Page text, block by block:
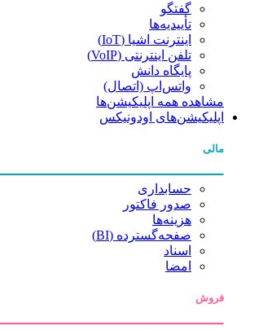
گفتگو
تأییدیه‌ها
اینترنت اشیا (IoT)
تلفن اینترنتی (VoIP)
پایگاه دانش
واتس‌اپ (اتصال)
مشاهده همه اپلیکیشن‌ها
اپلیکیشن‌های اودونیکس
مالی
حسابداری
صدور فاکتور
هزینه‌ها
صفحه‌گسترده (BI)
اسناد
امضا
فروش